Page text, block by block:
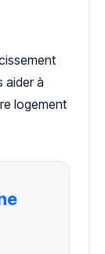
aider à
logement